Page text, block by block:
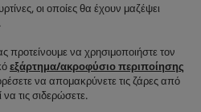
οι οποίες θα έχουν μαζέψει
προτείνουμε να χρησιμοποιήστε τον
εξάρτημα/ακροφύσιο περιποίησης
να απομακρύνετε τις ζάρες από
να τις σιδερώσετε.